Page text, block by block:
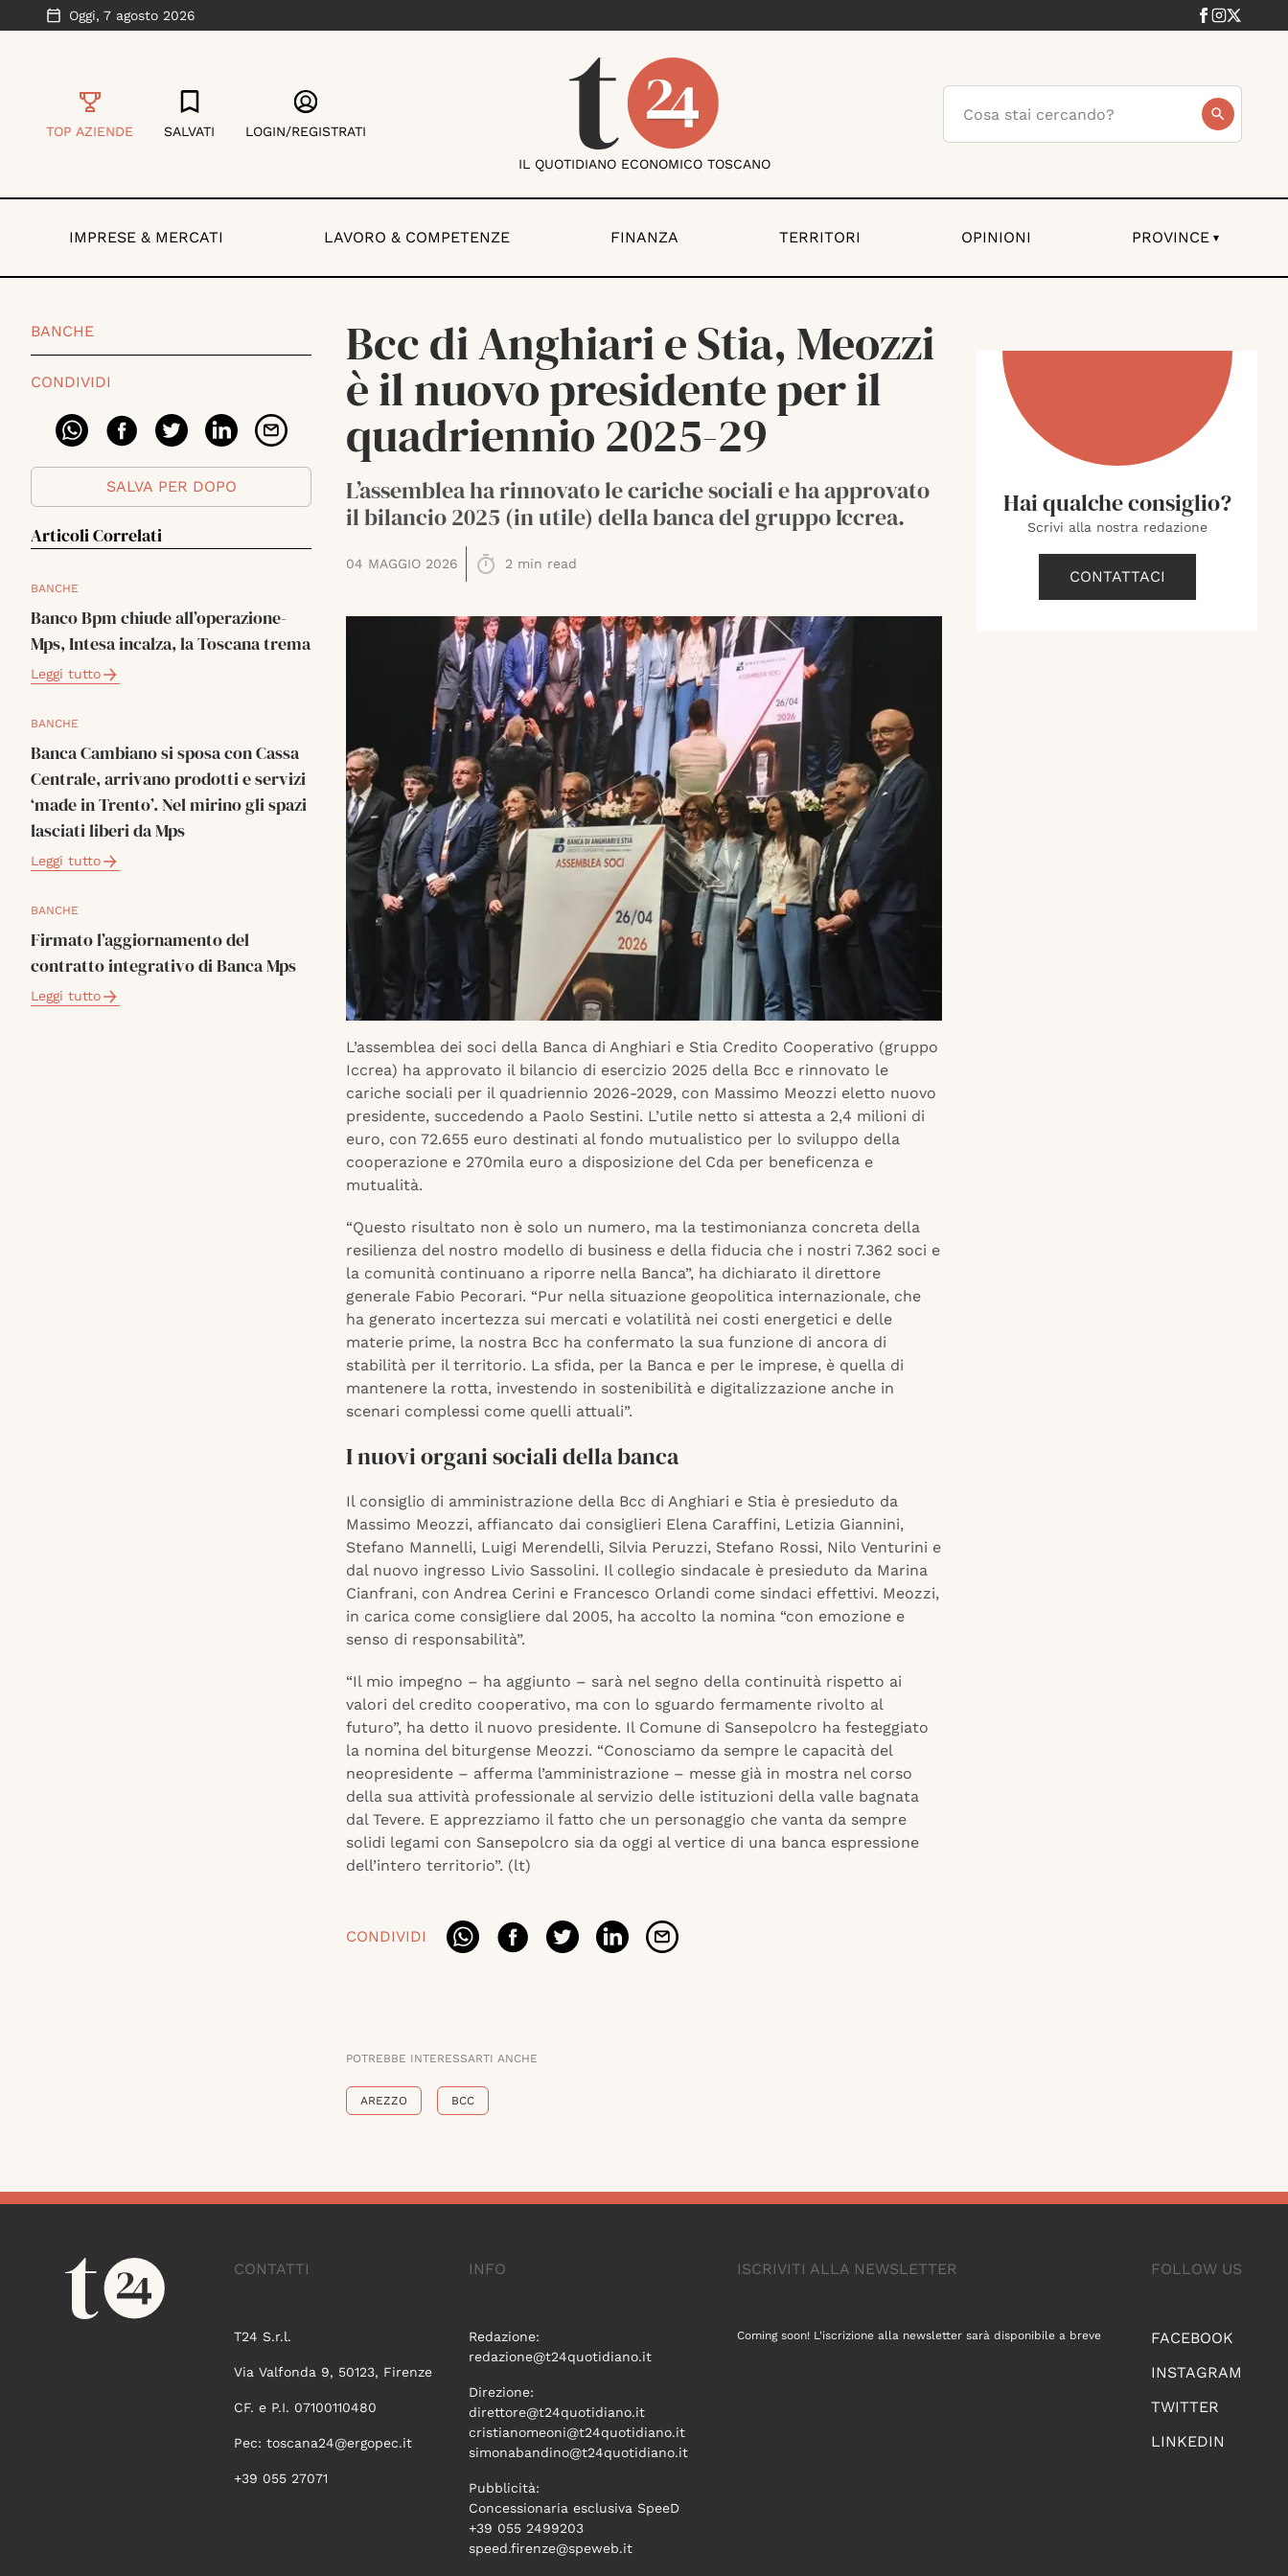
Oggi, 7 agosto 2026
TOP AZIENDE SALVATI LOGIN/REGISTRATI
IL QUOTIDIANO ECONOMICO TOSCANO
IMPRESE & MERCATI LAVORO & COMPETENZE FINANZA TERRITORI OPINIONI PROVINCE ▾
BANCHE
CONDIVIDI
SALVA PER DOPO
Articoli Correlati
BANCHE
Banco Bpm chiude all’operazione-
Mps, Intesa incalza, la Toscana trema
Leggi tutto
BANCHE
Banca Cambiano si sposa con Cassa
Centrale, arrivano prodotti e servizi
‘made in Trento’. Nel mirino gli spazi
lasciati liberi da Mps
Leggi tutto
BANCHE
Firmato l’aggiornamento del
contratto integrativo di Banca Mps
Leggi tutto
Bcc di Anghiari e Stia, Meozzi
è il nuovo presidente per il
quadriennio 2025-29
L’assemblea ha rinnovato le cariche sociali e ha approvato
il bilancio 2025 (in utile) della banca del gruppo Iccrea.
04 MAGGIO 2026 2 min read
L’assemblea dei soci della Banca di Anghiari e Stia Credito Cooperativo (gruppo
Iccrea) ha approvato il bilancio di esercizio 2025 della Bcc e rinnovato le
cariche sociali per il quadriennio 2026-2029, con Massimo Meozzi eletto nuovo
presidente, succedendo a Paolo Sestini. L’utile netto si attesta a 2,4 milioni di
euro, con 72.655 euro destinati al fondo mutualistico per lo sviluppo della
cooperazione e 270mila euro a disposizione del Cda per beneficenza e
mutualità.
“Questo risultato non è solo un numero, ma la testimonianza concreta della
resilienza del nostro modello di business e della fiducia che i nostri 7.362 soci e
la comunità continuano a riporre nella Banca”, ha dichiarato il direttore
generale Fabio Pecorari. “Pur nella situazione geopolitica internazionale, che
ha generato incertezza sui mercati e volatilità nei costi energetici e delle
materie prime, la nostra Bcc ha confermato la sua funzione di ancora di
stabilità per il territorio. La sfida, per la Banca e per le imprese, è quella di
mantenere la rotta, investendo in sostenibilità e digitalizzazione anche in
scenari complessi come quelli attuali”.
I nuovi organi sociali della banca
Il consiglio di amministrazione della Bcc di Anghiari e Stia è presieduto da
Massimo Meozzi, affiancato dai consiglieri Elena Caraffini, Letizia Giannini,
Stefano Mannelli, Luigi Merendelli, Silvia Peruzzi, Stefano Rossi, Nilo Venturini e
dal nuovo ingresso Livio Sassolini. Il collegio sindacale è presieduto da Marina
Cianfrani, con Andrea Cerini e Francesco Orlandi come sindaci effettivi. Meozzi,
in carica come consigliere dal 2005, ha accolto la nomina “con emozione e
senso di responsabilità”.
“Il mio impegno – ha aggiunto – sarà nel segno della continuità rispetto ai
valori del credito cooperativo, ma con lo sguardo fermamente rivolto al
futuro”, ha detto il nuovo presidente. Il Comune di Sansepolcro ha festeggiato
la nomina del biturgense Meozzi. “Conosciamo da sempre le capacità del
neopresidente – afferma l’amministrazione – messe già in mostra nel corso
della sua attività professionale al servizio delle istituzioni della valle bagnata
dal Tevere. E apprezziamo il fatto che un personaggio che vanta da sempre
solidi legami con Sansepolcro sia da oggi al vertice di una banca espressione
dell’intero territorio”. (lt)
CONDIVIDI
POTREBBE INTERESSARTI ANCHE
AREZZO BCC
Hai qualche consiglio?
Scrivi alla nostra redazione
CONTATTACI
CONTATTI
T24 S.r.l.
Via Valfonda 9, 50123, Firenze
CF. e P.I. 07100110480
Pec: toscana24@ergopec.it
+39 055 27071
INFO
Redazione:
redazione@t24quotidiano.it
Direzione:
direttore@t24quotidiano.it
cristianomeoni@t24quotidiano.it
simonabandino@t24quotidiano.it
Pubblicità:
Concessionaria esclusiva SpeeD
+39 055 2499203
speed.firenze@speweb.it
FOLLOW US
FACEBOOK
INSTAGRAM
TWITTER
LINKEDIN
ISCRIVITI ALLA NEWSLETTER
Coming soon! L'iscrizione alla newsletter sarà disponibile a breve